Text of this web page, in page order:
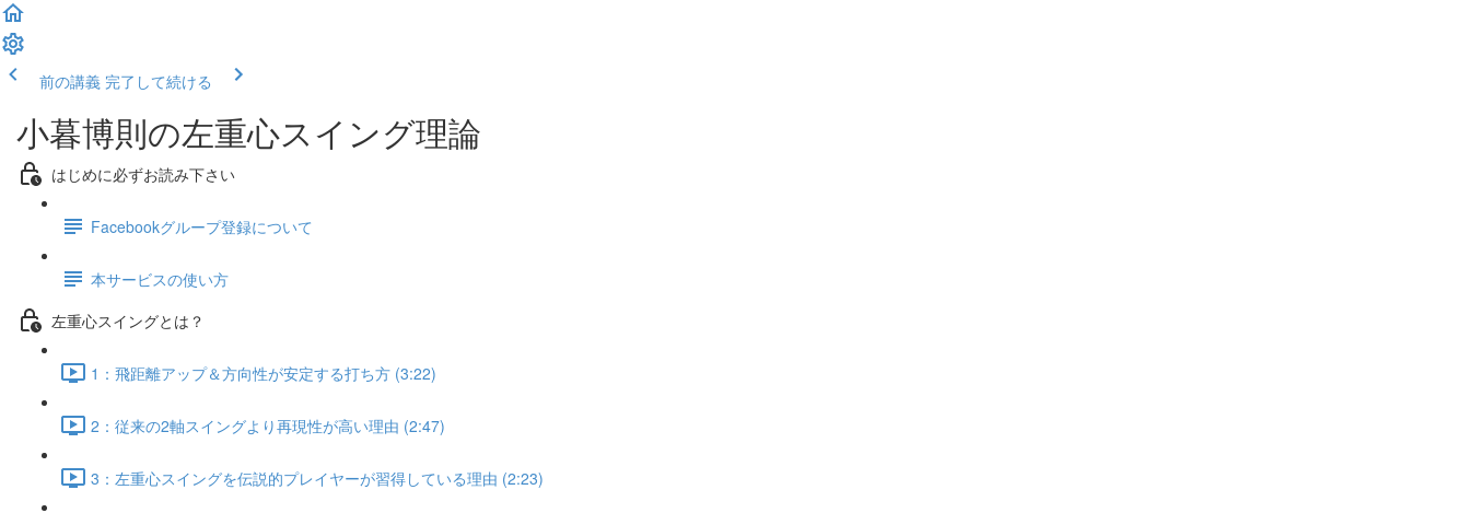
前の講義 完了して続ける
小暮博則の左重心スイング理論
はじめに必ずお読み下さい
Facebookグループ登録について
本サービスの使い方
左重心スイングとは？
1：飛距離アップ＆方向性が安定する打ち方 (3:22)
2：従来の2軸スイングより再現性が高い理由 (2:47)
3：左重心スイングを伝説的プレイヤーが習得している理由 (2:23)